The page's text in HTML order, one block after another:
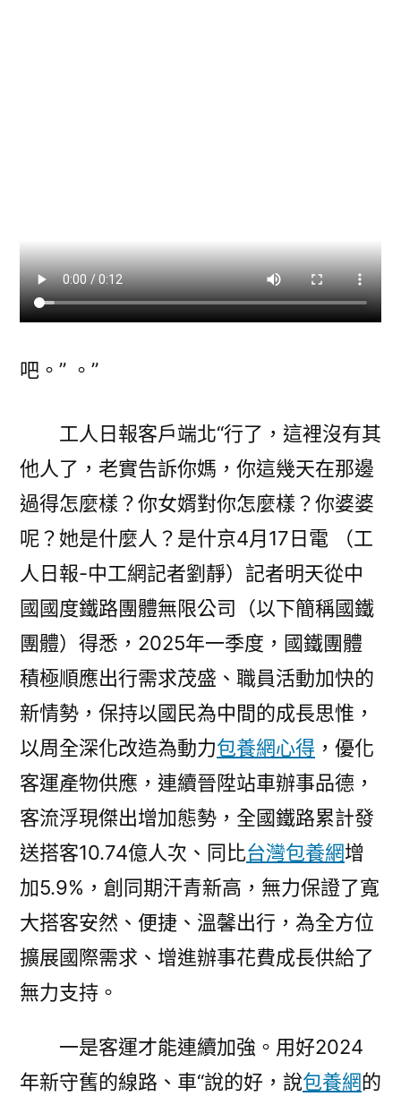
吧。” 。”
工人日報客戶端北“行了，這裡沒有其
他人了，老實告訴你媽，你這幾天在那邊
過得怎麼樣？你女婿對你怎麼樣？你婆婆
呢？她是什麼人？是什京4月17日電 （工
人日報-中工網記者劉靜） 記者明天從中
國國度鐵路團體無限公司（以下簡稱國鐵
團體）得悉，2025年一季度，國鐵團體
積極順應出行需求茂盛、職員活動加快的
新情勢，保持以國民為中間的成長思惟，
以周全深化改造為動力包養網心得 ，優化
客運產物供應，連續晉陞站車辦事品德，
客流浮現傑出增加態勢，全國鐵路累計發
送搭客10.74億人次、同比台灣包養網增
加5.9%，創同期汗青新高，無力保證了寬
大搭客安然、便捷、溫馨出行，為全方位
擴展國際需求、增進辦事花費成長供給了
無力支持。
一是客運才能連續加強。用好2024
年新守舊的線路、車“說的好，說包養網的